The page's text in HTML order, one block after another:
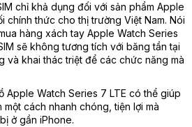
chỉ khả dụng đối với sản phẩm Apple
chính thức cho thị trường Việt Nam. Nói
hàng xách tay Apple Watch Series
sẽ không tương tích với băng tần tại
và khai thác triệt để các chức năng mà
Apple Watch Series 7 LTE có thể giúp
cách nhanh chóng, tiện lợi mà
ở gần iPhone.